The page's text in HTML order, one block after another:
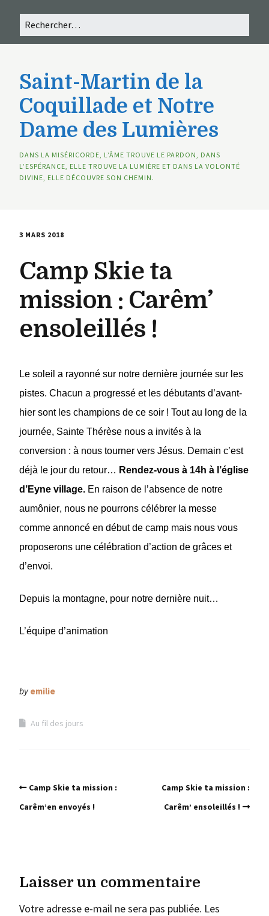
Saint-Martin de la
Coquillade et Notre
Dame des Lumières
DANS LA MISÉRICORDE, L’ÂME TROUVE LE PARDON, DANS
L’ESPÉRANCE, ELLE TROUVE LA LUMIÈRE ET DANS LA VOLONTÉ
DIVINE, ELLE DÉCOUVRE SON CHEMIN.
3 MARS 2018
Camp Skie ta
mission : Carêm’
ensoleillés !
Le soleil a rayonné sur notre dernière journée sur les
pistes. Chacun a progressé et les débutants d’avant-
hier sont les champions de ce soir ! Tout au long de la
journée, Sainte Thérèse nous a invités à la
conversion : à nous tourner vers Jésus. Demain c’est
déjà le jour du retour… Rendez-vous à 14h à l’église
d’Eyne village. En raison de l’absence de notre
aumônier, nous ne pourrons célébrer la messe
comme annoncé en début de camp mais nous vous
proposerons une célébration d’action de grâces et
d’envoi.
Depuis la montagne, pour notre dernière nuit…
L’équipe d’animation
by emilie
Au fil des jours
Camp Skie ta mission :
Carêm’en envoyés !
Camp Skie ta mission :
Carêm’ ensoleillés !
Laisser un commentaire
Votre adresse e-mail ne sera pas publiée. Les